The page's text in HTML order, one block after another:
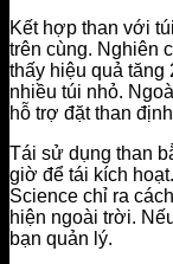
Kết hợp than với
trên cùng. Nghiên
thấy hiệu quả tăng
nhiều túi nhỏ.
hỗ trợ đặt than
Tái sử dụng than
giờ để tái kích
Science chỉ ra
hiện ngoài trời.
bạn quản lý.